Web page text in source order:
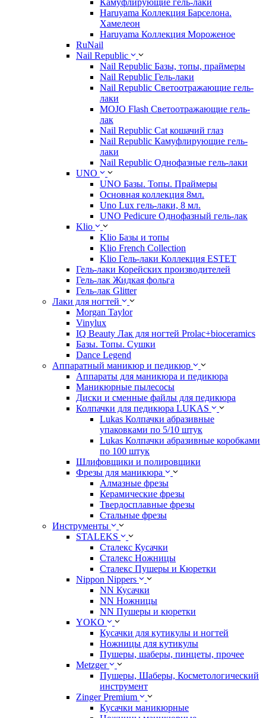
Камуфлирующие гель-лаки
Haruyama Коллекция Барселона.
Хамелеон
Haruyama Коллекция Мороженое
RuNail
Nail Republic
Nail Republic Базы, топы, праймеры
Nail Republic Гель-лаки
Nail Republic Светоотражающие гель-
лаки
MOJO Flash Светоотражающие гель-
лак
Nail Republic Cat кошачий глаз
Nail Republic Камуфлирующие гель-
лаки
Nail Republic Однофазные гель-лаки
UNO
UNO Базы. Топы. Праймеры
Основная коллекция 8мл.
Uno Lux гель-лаки, 8 мл.
UNO Pedicure Однофазный гель-лак
Klio
Klio Базы и топы
Klio French Collection
Klio Гель-лаки Коллекция ESTET
Гель-лаки Корейских производителей
Гель-лак Жидкая фольга
Гель-лак Glitter
Лаки для ногтей
Morgan Taylor
Vinylux
IQ Beauty Лак для ногтей Prolac+bioceramics
Базы. Топы. Сушки
Dance Legend
Аппаратный маникюр и педикюр
Аппараты для маникюра и педикюра
Маникюрные пылесосы
Диски и сменные файлы для педикюра
Колпачки для педикюра LUKAS
Lukas Колпачки абразивные
упаковками по 5/10 штук
Lukas Колпачки абразивные коробками
по 100 штук
Шлифовщики и полировщики
Фрезы для маникюра
Алмазные фрезы
Керамические фрезы
Твердосплавные фрезы
Стальные фрезы
Инструменты
STALEKS
Сталекс Кусачки
Сталекс Ножницы
Сталекс Пушеры и Кюретки
Nippon Nippers
NN Кусачки
NN Ножницы
NN Пушеры и кюретки
YOKO
Кусачки для кутикулы и ногтей
Ножницы для кутикулы
Пушеры, шаберы, пинцеты, прочее
Metzger
Пушеры, Шаберы, Косметологический
инструмент
Zinger Premium
Кусачки маникюрные